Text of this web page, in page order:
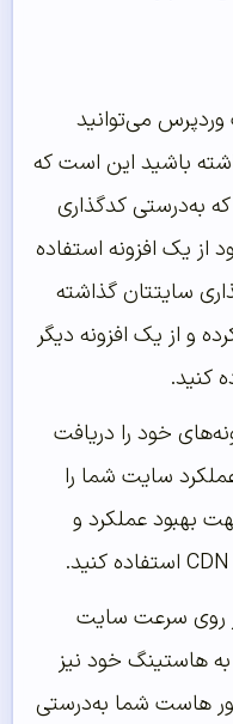
می‌توانید
باشید این است که
به‌درستی کدگذاری
یک افزونه استفاده
سایتتان گذاشته
و از یک افزونه دیگر
کنید.
خود را دریافت
سایت شما را
بهبود عملکرد و
روی سرعت سایت
هاستینگ خود نیز
هاست شما به‌درستی